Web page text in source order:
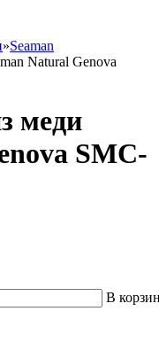
»Seaman
Natural Genova
меди
SMC-
В